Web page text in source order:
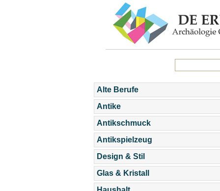
Alte Berufe
Antike
Antikschmuck
Antikspielzeug
Design & Stil
Glas & Kristall